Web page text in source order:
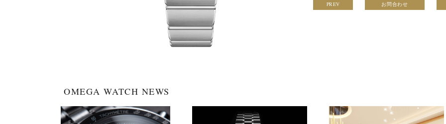
PREV お問合わせ
OMEGA WATCH NEWS